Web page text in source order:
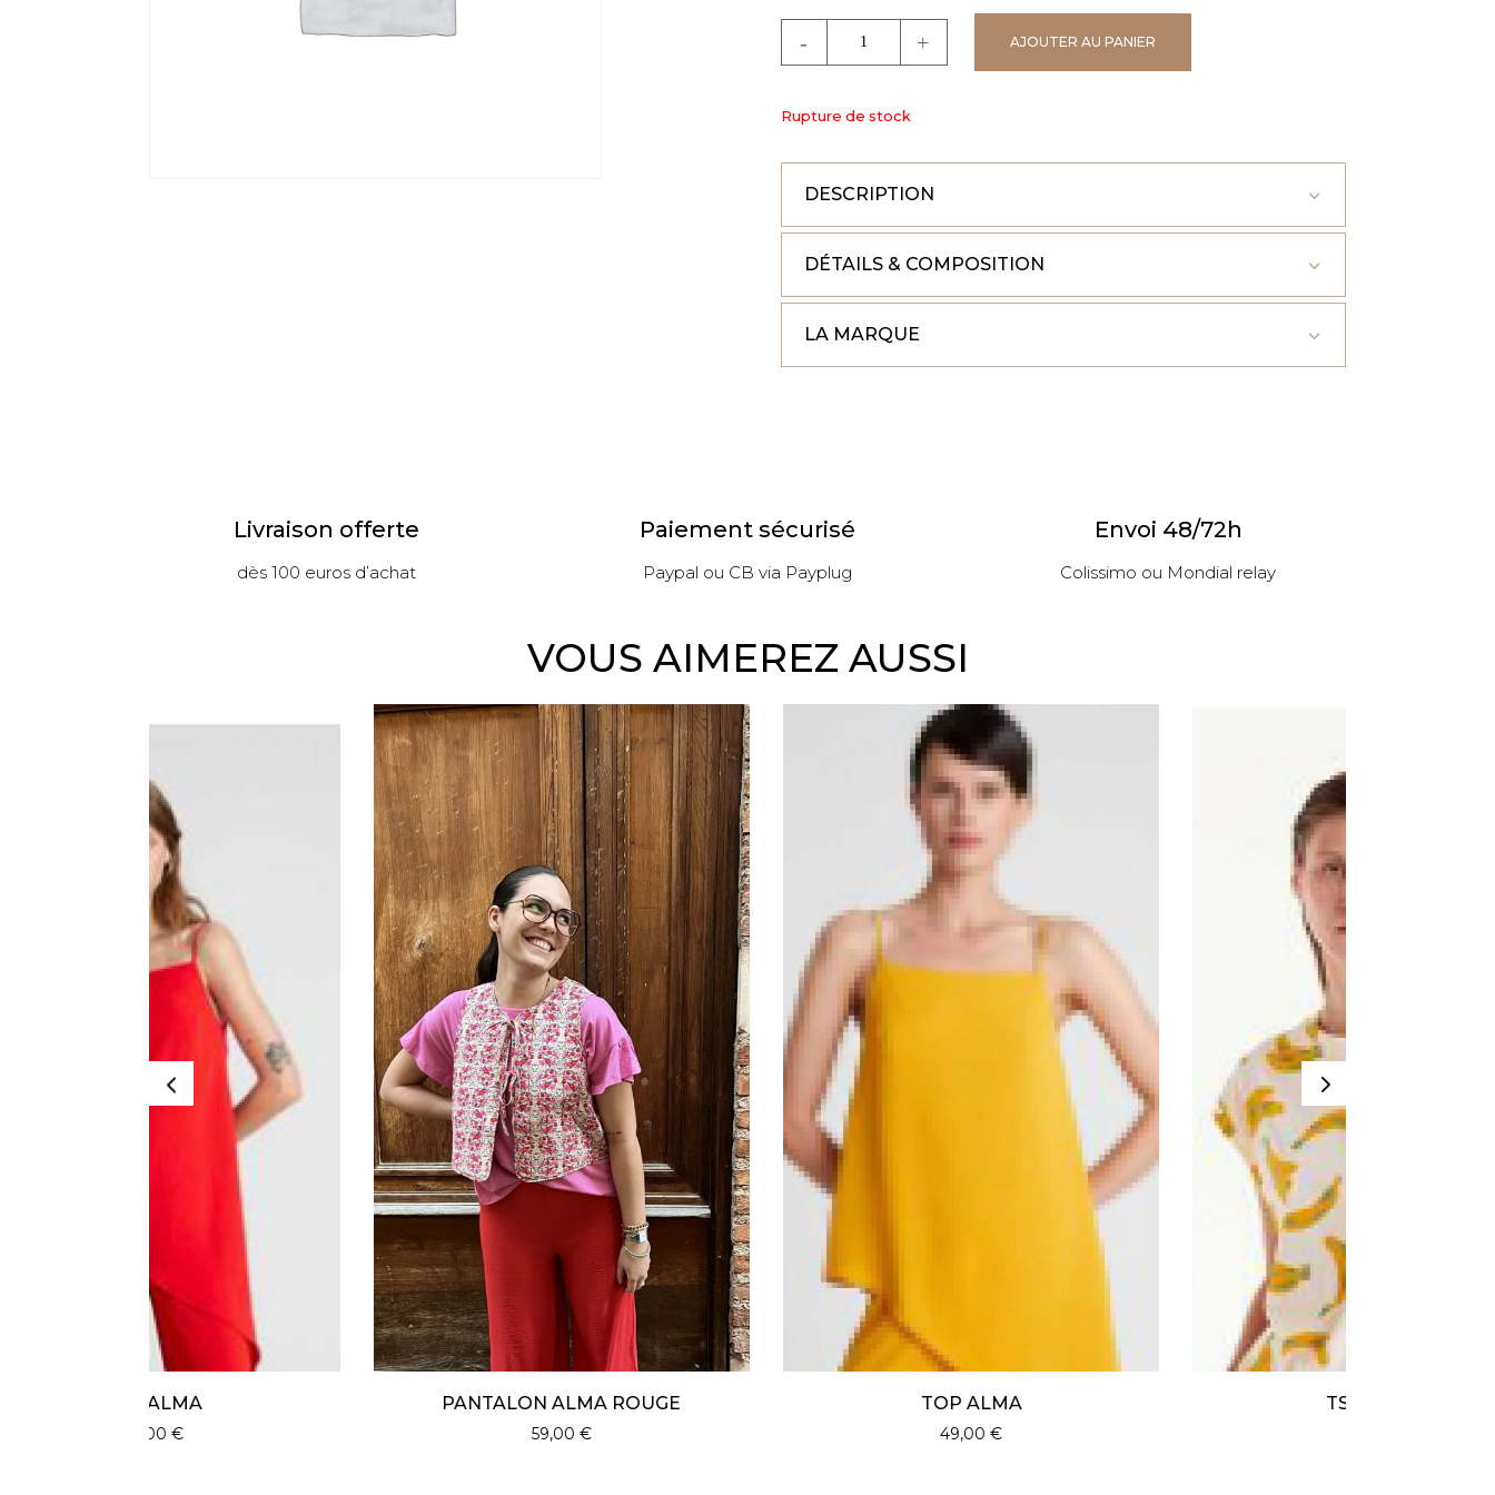
quantité
INAYA
AJOUTER AU PANIER
Rupture de stock
DESCRIPTION
DÉTAILS & COMPOSITION
LA MARQUE
Livraison offerte
dès 100 euros d’achat
Paiement sécurisé
Paypal ou CB via Payplug
Envoi 48/72h
Colissimo ou Mondial relay
VOUS AIMEREZ AUSSI
PANTALON ALMA ROUGE